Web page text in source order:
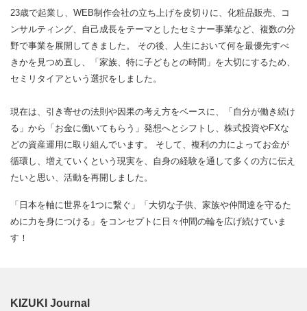
23歳で起業し、WEB制作会社の立ち上げを皮切りに、化粧品販売、コ
ンサルティング、自己成長をテーマとしたセミナー事業など、複数の分
野で事業を展開してきました。 その後、人生において何を最優先すべ
きかを見つめ直し、「家族、特に子どもとの時間」を大切にするため、
セミリタイアという選択をしました。
現在は、引き寄せの法則や因果の考え方をベースに、「自分が働き続け
る」から「お金に働いてもらう」発想へとシフトし、株式投資やFXな
どの資産運用に取り組んでいます。 そして、複利の力によってお金が
循環し、増えていくという現実を、自身の経験を通して多くの方に伝え
たいと思い、活動を再開しました。
「日本を軸に世界を1つに繋ぐ」「大切な子供、家族や仲間達を守るた
めに力を身につける」をコンセプトに日々仲間の輪を広げ続けていま
す！
KIZUKI Journal